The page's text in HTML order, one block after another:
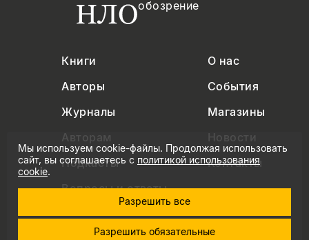
обозрение
Книги
О нас
Авторы
События
Журналы
Магазины
Авторам
Новости
Подкасты
Контакты
Вопросы и ответы
Мы используем cookie-файлы. Продолжая использовать
сайт, вы соглашаетесь с политикой использования
cookie.
Разрешить все
Разрешить обязательные